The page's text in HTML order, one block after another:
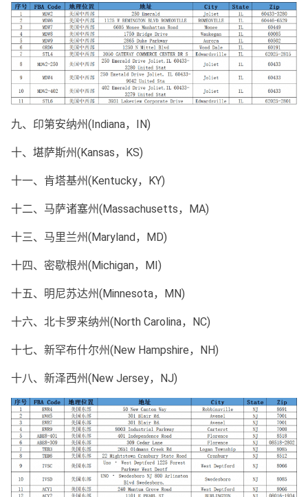
九、印第安纳州(Indiana，IN)
十、堪萨斯州(Kansas，KS)
十一、肯塔基州(Kentucky，KY)
十二、马萨诸塞州(Massachusetts，MA)
十三、马里兰州(Maryland，MD)
十四、密歇根州(Michigan，MI)
十五、明尼苏达州(Minnesota，MN)
十六、北卡罗来纳州(North Carolina，NC)
十七、新罕布什尔州(New Hampshire，NH)
十八、新泽西州(New Jersey，NJ)